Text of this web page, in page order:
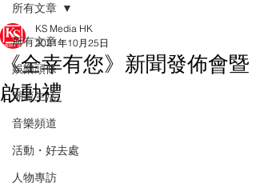
所有文章
娛樂頭條
潮流生活
音樂頻道
活動・好去處
人物專訪
所有文章
《全幸有您》新聞發佈會暨
啟動禮
KS Media HK
2021年10月25日